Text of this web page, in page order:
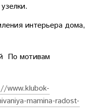
интерьера дома,
По мотивам
www.klubok-
mamina-radost-